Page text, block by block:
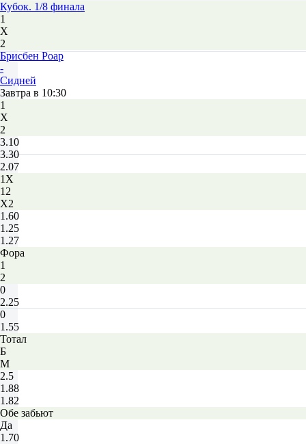
Кубок. 1/8 финала
1
Х
2
Брисбен Роар
-
Сидней
Завтра в 10:30
1
Х
2
3.10
3.30
2.07
1X
12
X2
1.60
1.25
1.27
Фора
1
2
0
2.25
0
1.55
Тотал
Б
М
2.5
1.88
1.82
Обе забьют
Да
1.70